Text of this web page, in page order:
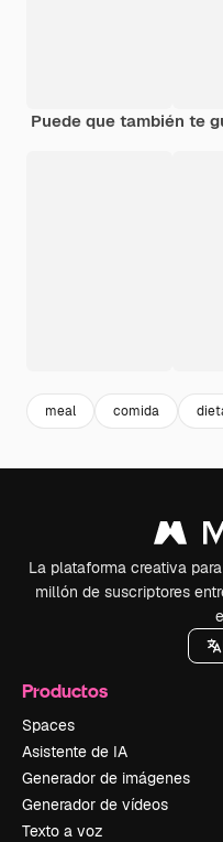
Puede que también te
meal comida
La plataforma creativa
millón de suscriptores
Productos
Spaces
Asistente de IA
Generador de imágenes
Generador de vídeos
Texto a voz